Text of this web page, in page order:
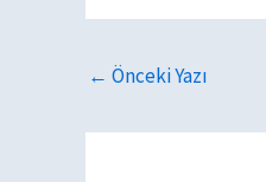
← Önceki Yazı